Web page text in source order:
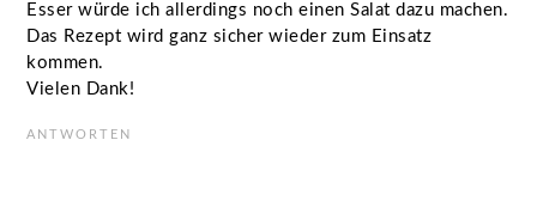
Esser würde ich allerdings noch einen Salat dazu machen.
Das Rezept wird ganz sicher wieder zum Einsatz
kommen.
Vielen Dank!
ANTWORTEN